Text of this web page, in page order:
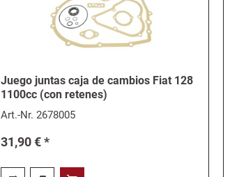
Juego juntas caja de cambios Fiat 128
1100cc (con retenes)
Art.-Nr.2678005
31,90 € *